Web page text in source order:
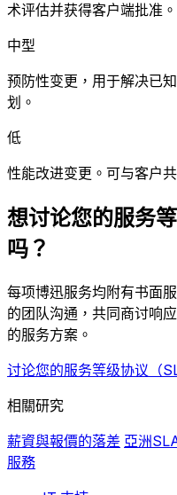
术评估并获得客户端批准。
中型
预防性变更，用于解决已
划。
低
性能改进变更。可与客户
想讨论您的服务
吗？
每项博迅服务均附有书面
的团队沟通，共同商讨响
的服务方案。
讨论您的服务等级协议（
相關研究
薪資與報價的落差 亞洲
服務